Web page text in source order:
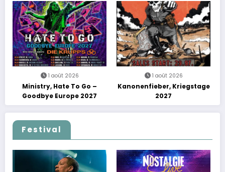
découvertes et énergie
reggae
1 août 2026
Ministry, Hate To Go –
Goodbye Europe 2027
1 août 2026
Kanonenfieber, Kriegstage
2027
Festival